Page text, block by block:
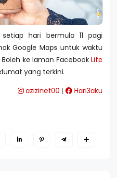
hari bermula 11 pagi
Google Maps untuk waktu
ke laman Facebook Life
yang terkini.
azizinet00 | Hari3aku